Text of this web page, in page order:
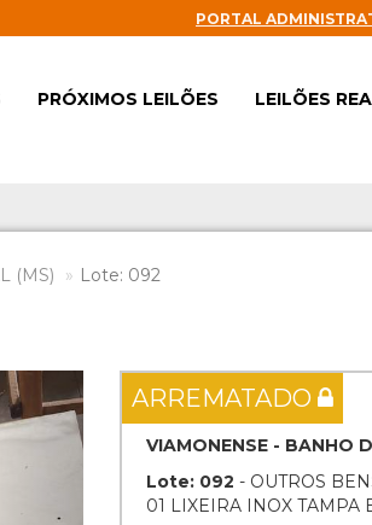
PORTAL
PRÓXIMOS LEILÕES LEILÕES
(MS) Lote: 092
Next ARREMATADO
VIAMONENSE - BANHO
Lote: 092 - OUTROS
01 LIXEIRA INOX TAMPA